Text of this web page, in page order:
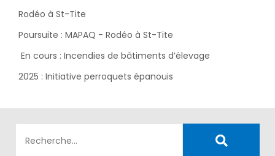
Rodéo à St-Tite
Poursuite : MAPAQ - Rodéo à St-Tite
En cours : Incendies de bâtiments d’élevage
2025 : Initiative perroquets épanouis